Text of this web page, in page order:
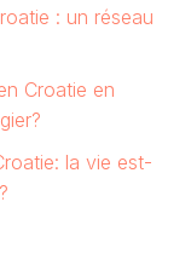
: un réseau
Croatie en
la vie est-